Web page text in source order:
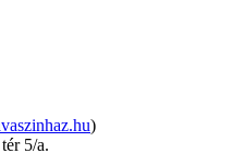
)
5/a.